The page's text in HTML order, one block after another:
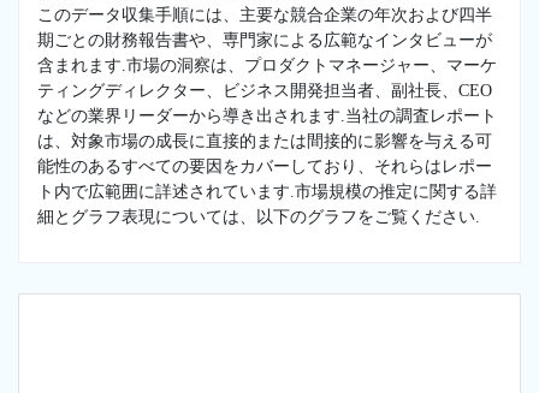
このデータ収集手順には、主要な競合企業の年次および四半
期ごとの財務報告書や、専門家による広範なインタビューが
含まれます.市場の洞察は、プロダクトマネージャー、マーケ
ティングディレクター、ビジネス開発担当者、副社長、CEO
などの業界リーダーから導き出されます.当社の調査レポート
は、対象市場の成長に直接的または間接的に影響を与える可
能性のあるすべての要因をカバーしており、それらはレポー
ト内で広範囲に詳述されています.市場規模の推定に関する詳
細とグラフ表現については、以下のグラフをご覧ください.